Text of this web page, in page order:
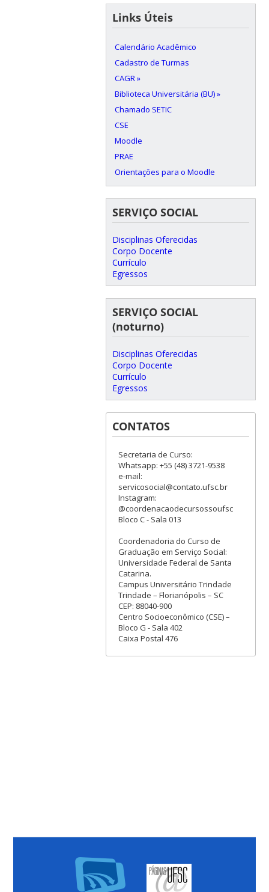
Links Úteis
Calendário Acadêmico
Cadastro de Turmas
CAGR »
Biblioteca Universitária (BU) »
Chamado SETIC
CSE
Moodle
PRAE
Orientações para o Moodle
SERVIÇO SOCIAL
Disciplinas Oferecidas
Corpo Docente
Currículo
Egressos
SERVIÇO SOCIAL
(noturno)
Disciplinas Oferecidas
Corpo Docente
Currículo
Egressos
CONTATOS
Secretaria de Curso:
Whatsapp: +55 (48) 3721-9538
e-mail:
servicosocial@contato.ufsc.br
Instagram:
@coordenacaodecursossoufsc
Bloco C - Sala 013
Coordenadoria do Curso de
Graduação em Serviço Social:
Universidade Federal de Santa
Catarina.
Campus Universitário Trindade
Trindade – Florianópolis – SC
CEP: 88040-900
Centro Socioeconômico (CSE) –
Bloco G - Sala 402
Caixa Postal 476